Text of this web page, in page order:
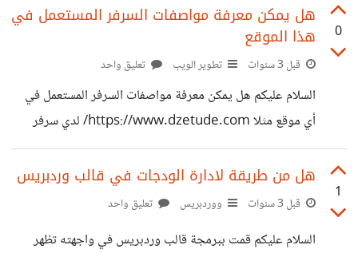
متكرر وأمر top يعطيني هذا https://suar.me/KXvqy هل
لديكم حلول لمعالجة المشكلة سؤال ثاني : قمت ببتثبيث
openlitespeed بعد تركيب وتشغيل المواقع ، هل يمكنني ربط
المواقع به
0
هل يمكن معرفة مواصفات السرفر المستعمل في
هذا الموقع
قبل 3 سنوات تطوير الويب تعليق واحد
السلام عليكم هل يمكن معرفة مواصفات السرفر المستعمل في
أي موقع مثلا https://www.dzetude.com/ لدي سرفر
contabo بالمواصفات التالية ادفع فيه 22 دولار شهريا لكنه
يسقط دائما 8 vCPU Cores 30 GB RAM 200 GB
1
هل من طريقة لادارة الودجات في قالب وردبريس
قبل 3 سنوات ووردبريس تعليق واحد
السلام عليكم قمت ببرمجة قالب وردبريس في واجهته تظهر